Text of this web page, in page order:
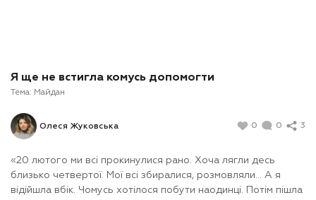
Я ще не встигла комусь допомогти
Тема: Майдан
Олеся Жуковська 0 0 3
«20 лютого ми всі прокинулися рано. Хоча лягли десь
близько четвертої. Мої всі збиралися, розмовляли... А я
відійшла вбік. Чомусь хотілося побути наодинці. Потім пішла